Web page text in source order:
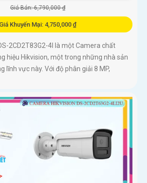
Giá Bán: 6,790,000 ₫
Giá Khuyến Mại: 4,750,000 ₫
2CD2T83G2-4I là một Camera chất
hiệu Hikvision, một trong những nhà sản
lĩnh vực này. Với độ phân giải 8 MP,